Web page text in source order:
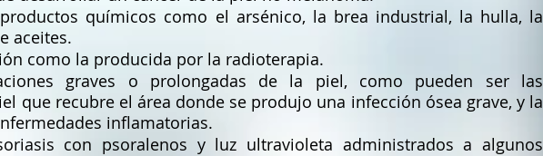
químicos como el arsénico, la brea industrial, la hulla, la
aceites.
como la producida por la radioterapia.
graves o prolongadas de la piel, como pueden ser las
que recubre el área donde se produjo una infección ósea grave, y la
inflamatorias.
con psoralenos y luz ultravioleta administrados a algunos